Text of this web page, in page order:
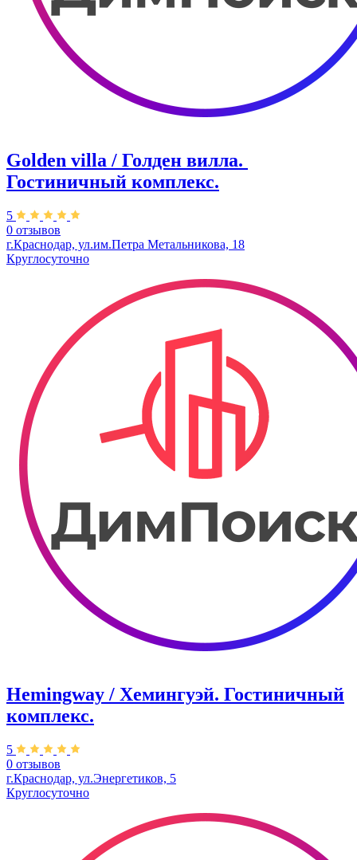
Golden villa / Голден вилла. ​
Гостиничный комплекс.
5
0 отзывов
г.Краснодар, ул.им.Петра Метальникова, 18
Круглосуточно
Hemingway / Хемингуэй. ​Гостиничный
комплекс.
5
0 отзывов
г.Краснодар, ул.​Энергетиков, 5
Круглосуточно